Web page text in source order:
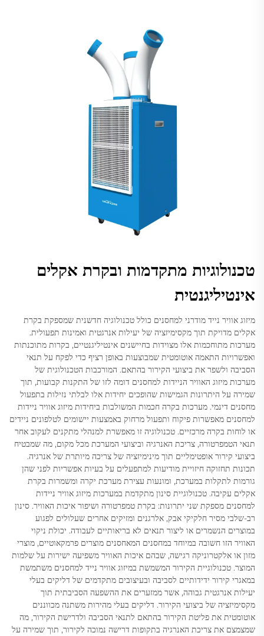
טכנולוגיות מתקדמות ובקרת אקלים
אינטיליגנטית
מיזוג אוויר נייד מודרני למחסנים כולל טכנולוגיה חדשנית שמספקת בקרת
אקלים מדויקת תוך מקסימיזציה של יעילות אנרגטית ואמינות תפעולית.
מערכות מתוחכמות אלו מצוידות בחיישנים אינטיליגנטיים, בקרות מתוכנתות
ואפשרויות התאמה אוטומטית שמבוצעות באופן רציף כדי לפקח על תנאי
הסביבה ולשפר את ביצועי הקירור בהתאם. המורכבות הטכנולוגית של
מערכות מיזוג האוויר הניידות למחסנים דומה לזו של התקנות קבועות, תוך
שמירה על היתרונות הגמישות שהופכים יחידות אלו לבלתי נזילות בתפעול
מחסנים דינמי. מערכות בקרה חכמות המשולבות ביחידות מיזוג אוויר ניידות
למחסנים מאפשרות פיקוח ותפעול מרחוק באמצעות יישומים לטלפונים ניידים
או לוחות בקרה מרכזיים. טכנולוגיה זו מאפשרת למנהלי מתקנים לעקוב אחר
תנאי הטמפרטורה, צריכת האנרגיה וביצועי המערכת מכל מקום, מה שמבטיח
ביצועי קירור אופטימליים תוך מינימיזציה של צריכה מיותרת של אנרגיה.
תכונות תחזוקה חיזויית מודיעות למתפעלים על בעיות אפשריות לפני שהן
גורמות לתקלות במערכת, ומונעות עצירת מערכת יקרה ומשמרות בקרת
אקלים עקיבה. טכנולוגיית סינון מתקדמת במערכות מיזוג אוויר ניידות
למחסנים מספקת שני יתרונות: בקרת טמפרטורה ושיפור איכות האוויר. סינון
רב-שלבי מסיר חלקיקי אבק, אלרגנים ומזיקים אחרים שעלולים לפגוע
במוצרים הנשמרים או ליצור תנאים לא בריאותיים לעבודה. יכולת ניקוי
האוויר הזו חשובה במיוחד במחסנים המאחסנים מוצרים פרמקאוטיים, מוצרי
מזון או אלקטרוניקה רגישה, שבהם איכות האוויר משפיעה ישירות על שלמות
המוצר. טכנולוגיית הקירור המשמשת במיזוג אוויר נייד למחסנים משתמשת
במאגרי קירור ידידותיים לסביבה ובעיצובים מתקדמים של דליקים בעלי
יעילות אנרגטית גבוהה, אשר ממזערים את ההשפעה הסביבתית תוך
מקסימיזציה של ביצועי הקירור. דליקים בעלי מהירות משתנה מכווננים
אוטומטית את פליטת הקירור בהתאם לתנאי הסביבה ולדרישת הקירור, מה
שמצמצם את צריכת האנרגיה בתקופות דרישה נמוכה לקירור, תוך שמירה על